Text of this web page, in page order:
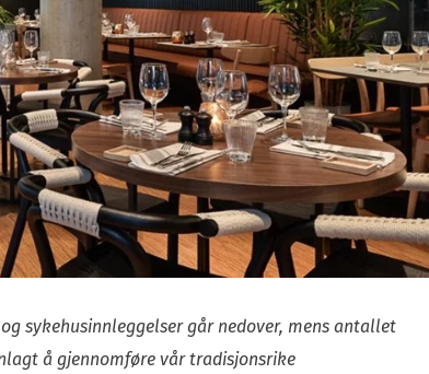
sykehusinnleggelser går nedover, mens antallet
å gjennomføre vår tradisjonsrike